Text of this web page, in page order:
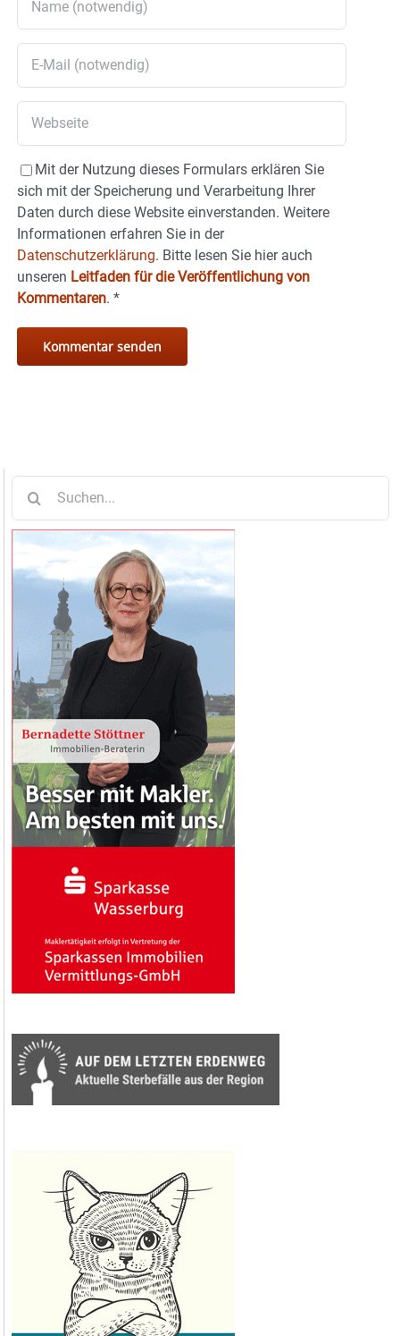
Mit der Nutzung dieses Formulars erklären Sie
sich mit der Speicherung und Verarbeitung Ihrer
Daten durch diese Website einverstanden. Weitere
Informationen erfahren Sie in der
Datenschutzerklärung. Bitte lesen Sie hier auch
unseren Leitfaden für die Veröffentlichung von
Kommentaren. *
nach: